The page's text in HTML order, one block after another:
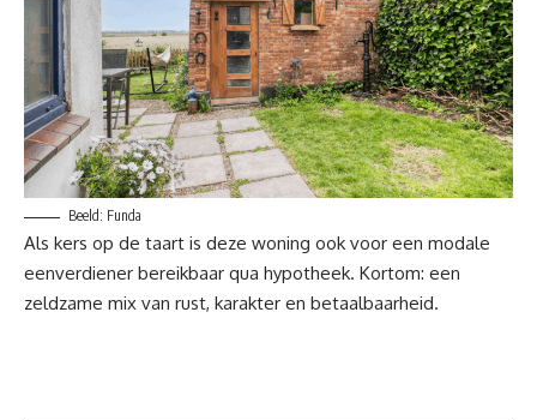
Beeld: Funda
Als kers op de taart is deze woning ook voor een modale
eenverdiener bereikbaar qua hypotheek. Kortom: een
zeldzame mix van rust, karakter en betaalbaarheid.